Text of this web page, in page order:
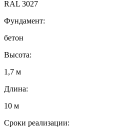
RAL 3027
Фундамент:
бетон
Высота:
1,7 м
Длина:
10 м
Сроки реализации: